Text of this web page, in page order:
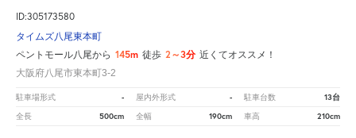
ID:305173580
タイムズ八尾東本町
ペントモール八尾から 145m 徒歩 2～3分 近くてオススメ！
大阪府八尾市東本町3-2
駐車場形式 - 屋内外形式 - 駐車台数 13台
全長 500cm 全幅 190cm 車高 210cm